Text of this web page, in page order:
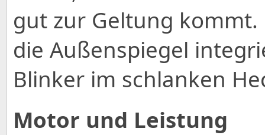
gut zur Geltung
die Außenspiegel
Blinker im schlanken
Motor und Leistung